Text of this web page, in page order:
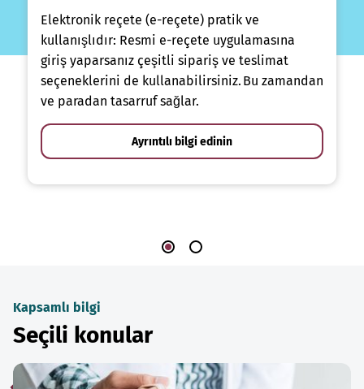
Elektronik reçete (e-reçete) pratik ve
kullanışlıdır: Resmi e-reçete uygulamasına
giriş yaparsanız çeşitli sipariş ve teslimat
seçeneklerini de kullanabilirsiniz. Bu zamandan
ve paradan tasarruf sağlar.
Ayrıntılı bilgi edinin
Kapsamlı bilgi
Seçili konular